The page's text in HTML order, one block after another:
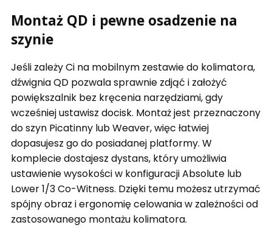
Montaż QD i pewne osadzenie na
szynie
Jeśli zależy Ci na mobilnym zestawie do kolimatora,
dźwignia QD pozwala sprawnie zdjąć i założyć
powiększalnik bez kręcenia narzędziami, gdy
wcześniej ustawisz docisk. Montaż jest przeznaczony
do szyn Picatinny lub Weaver, więc łatwiej
dopasujesz go do posiadanej platformy. W
komplecie dostajesz dystans, który umożliwia
ustawienie wysokości w konfiguracji Absolute lub
Lower 1/3 Co-Witness. Dzięki temu możesz utrzymać
spójny obraz i ergonomię celowania w zależności od
zastosowanego montażu kolimatora.